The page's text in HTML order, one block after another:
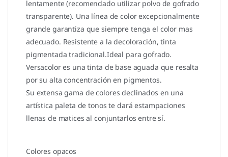
lentamente (recomendado utilizar polvo de gofrado
transparente). Una línea de color excepcionalmente
grande garantiza que siempre tenga el color mas
adecuado. Resistente a la decoloración, tinta
pigmentada tradicional.Ideal para gofrado.
Versacolor es una tinta de base aguada que resalta
por su alta concentración en pigmentos.
Su extensa gama de colores declinados en una
artística paleta de tonos te dará estampaciones
llenas de matices al conjuntarlos entre sí.
Colores opacos